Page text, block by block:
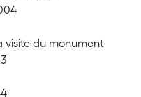
visite du monument